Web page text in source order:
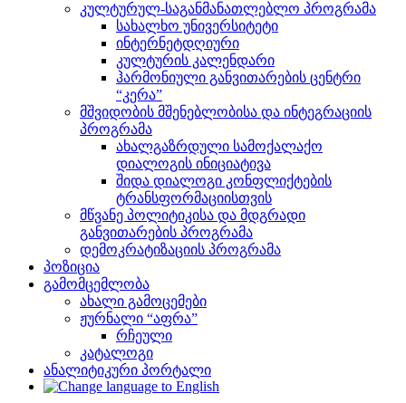
კულტურულ-საგანმანათლებლო პროგრამა
სახალხო უნივერსიტეტი
ინტერნეტდღიური
კულტურის კალენდარი
ჰარმონიული განვითარების ცენტრი
“კერა”
მშვიდობის მშენებლობისა და ინტეგრაციის
პროგრამა
ახალგაზრდული სამოქალაქო
დიალოგის ინიციატივა
შიდა დიალოგი კონფლიქტების
ტრანსფორმაციისთვის
მწვანე პოლიტიკისა და მდგრადი
განვითარების პროგრამა
დემოკრატიზაციის პროგრამა
პოზიცია
გამომცემლობა
ახალი გამოცემები
ჟურნალი “აფრა”
რჩეული
კატალოგი
ანალიტიკური პორტალი